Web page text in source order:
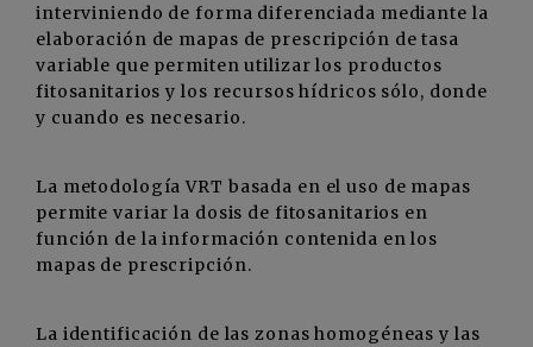
interviniendo de forma diferenciada mediante la
elaboración de mapas de prescripción de tasa
variable que permiten utilizar los productos
fitosanitarios y los recursos hídricos sólo, donde
y cuando es necesario.
La metodología VRT basada en el uso de mapas
permite variar la dosis de fitosanitarios en
función de la información contenida en los
mapas de prescripción.
La identificación de las zonas homogéneas y las